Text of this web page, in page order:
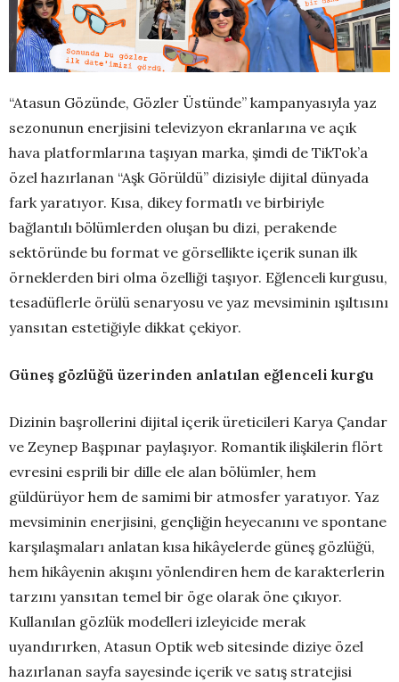
“Atasun Gözünde, Gözler Üstünde” kampanyasıyla yaz
sezonunun enerjisini televizyon ekranlarına ve açık
hava platformlarına taşıyan marka, şimdi de TikTok’a
özel hazırlanan “Aşk Görüldü” dizisiyle dijital dünyada
fark yaratıyor. Kısa, dikey formatlı ve birbiriyle
bağlantılı bölümlerden oluşan bu dizi, perakende
sektöründe bu format ve görsellikte içerik sunan ilk
örneklerden biri olma özelliği taşıyor. Eğlenceli kurgusu,
tesadüflerle örülü senaryosu ve yaz mevsiminin ışıltısını
yansıtan estetiğiyle dikkat çekiyor.
Güneş gözlüğü üzerinden anlatılan eğlenceli kurgu
Dizinin başrollerini dijital içerik üreticileri Karya Çandar
ve Zeynep Başpınar paylaşıyor. Romantik ilişkilerin flört
evresini esprili bir dille ele alan bölümler, hem
güldürüyor hem de samimi bir atmosfer yaratıyor. Yaz
mevsiminin enerjisini, gençliğin heyecanını ve spontane
karşılaşmaları anlatan kısa hikâyelerde güneş gözlüğü,
hem hikâyenin akışını yönlendiren hem de karakterlerin
tarzını yansıtan temel bir öge olarak öne çıkıyor.
Kullanılan gözlük modelleri izleyicide merak
uyandırırken, Atasun Optik web sitesinde diziye özel
hazırlanan sayfa sayesinde içerik ve satış stratejisi